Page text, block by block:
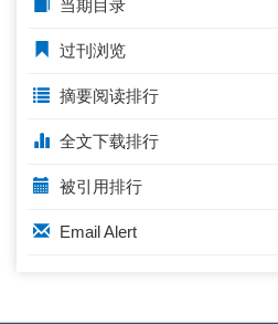
当期目录
过刊浏览
摘要阅读排行
全文下载排行
被引用排行
Email Alert